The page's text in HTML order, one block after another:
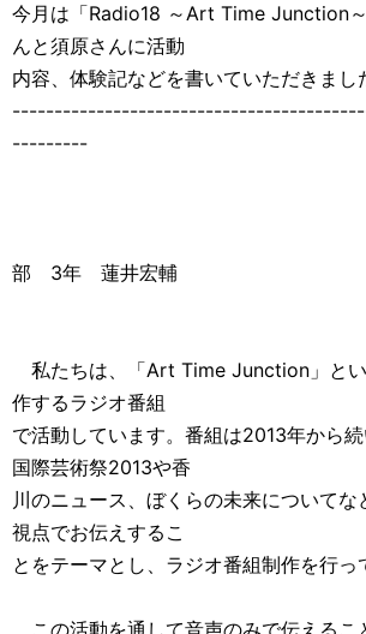
今月は「Radio18 ～Art Time Junction
んと須原さんに活動
内容、体験記などを書いていただきまし
---------
・・・・
部 3年 蓮井宏輔
私たちは、「Art Time Junction」と
作するラジオ番組
で活動しています。番組は2013年から
国際芸術祭2013や香
川のニュース、ぼくらの未来についてな
視点でお伝えするこ
とをテーマとし、ラジオ番組制作を行っ
この活動を通して音声のみで伝えるこ